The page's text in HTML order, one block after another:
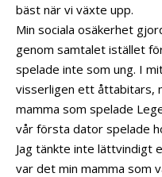
bäst när vi växte upp.
Min sociala osäkerhet
genom samtalet istället
spelade inte som ung. I
visserligen ett åttabitars,
mamma som spelade
vår första dator spelade
Jag tänkte inte lättvindigt
var det min mamma som